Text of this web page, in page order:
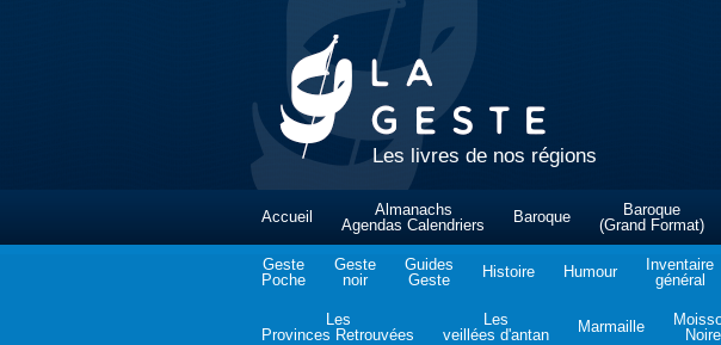
Les livres de nos régions
Accueil
Almanachs
Agendas Calendriers
Baroque
Baroque
(Grand Format)
Geste
Poche
Geste
noir
Guides
Geste
Histoire Humour
Inventaire
général
Les
Provinces Retrouvées
Les
veillées d'antan
Marmaille